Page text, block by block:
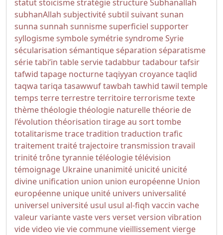
statutstoïcismestratégiestructureSubhanallah
subhanAllah subjectivitésubtil suivantsunan
sunna sunnah sunnismesuperficiel supporter
syllogismesymbolesymétriesyndromeSyrie
sécularisation sémantiqueséparation séparatisme
sérietabi‘in table servietadabburtadabourtafsir
tafwid tapage nocturnetaqiyyan croyancetaqlid
taqwa tariqa tasawwuftawbah tawhid tawil temple
temps terreterrestreterritoireterrorismetexte
thèmethéologiethéologie naturellethéorie de
l’évolution théorisation tirage au sorttombe
totalitarismetracetradition traduction trafic
traitementtraitétrajectoiretransmission travail
trinitétrônetyrannietéléologietélévision
témoignage Ukraine unanimité unicité unicité
divine unification union union européenne Union
européenne unique unité univers universalité
universel université usul usul al-fiqh vaccin vache
valeurvariantevastevers versetversion vibration
videvideo vievie communevieillissementvierge